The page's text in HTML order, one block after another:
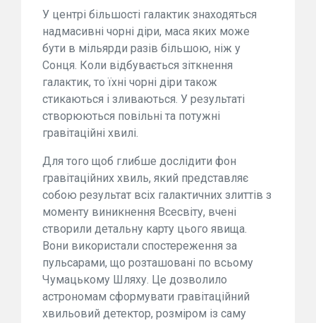
У центрі більшості галактик знаходяться
надмасивні чорні діри, маса яких може
бути в мільярди разів більшою, ніж у
Сонця. Коли відбувається зіткнення
галактик, то їхні чорні діри також
стикаються і зливаються. У результаті
створюються повільні та потужні
гравітаційні хвилі.
Для того щоб глибше дослідити фон
гравітаційних хвиль, який представляє
собою результат всіх галактичних злиттів з
моменту виникнення Всесвіту, вчені
створили детальну карту цього явища.
Вони використали спостереження за
пульсарами, що розташовані по всьому
Чумацькому Шляху. Це дозволило
астрономам сформувати гравітаційний
хвильовий детектор, розміром із саму